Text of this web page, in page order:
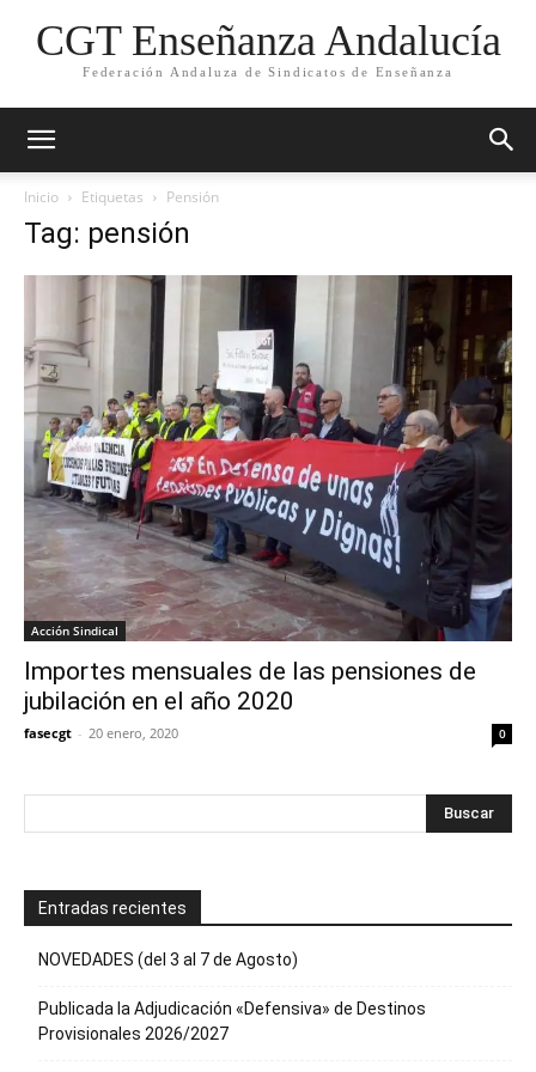
CGT Enseñanza Andalucía
Federación Andaluza de Sindicatos de Enseñanza
Inicio Etiquetas Pensión
Tag: pensión
Acción Sindical
Importes mensuales de las pensiones de
jubilación en el año 2020
fasecgt - 20 enero, 2020 0
Entradas recientes
NOVEDADES (del 3 al 7 de Agosto)
Publicada la Adjudicación «Defensiva» de Destinos
Provisionales 2026/2027